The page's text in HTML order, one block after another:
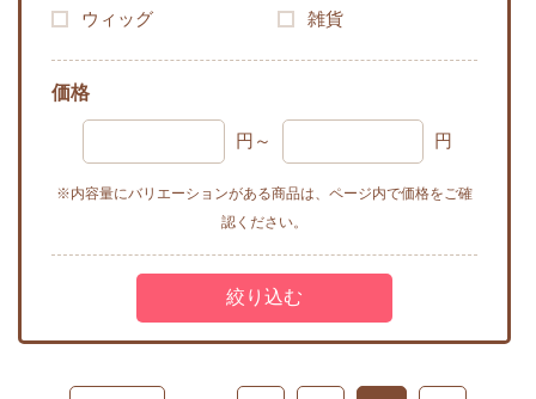
ウィッグ 雑貨
価格
円～ 円
※内容量にバリエーションがある商品は、ページ内で価格をご確
認ください。